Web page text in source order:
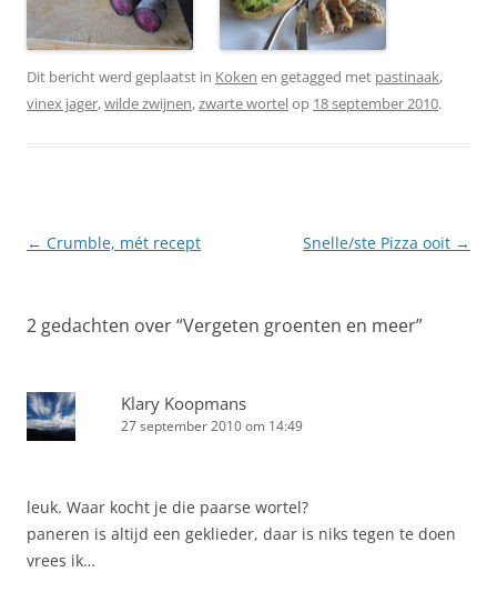
Dit bericht werd geplaatst in Koken en getagged met pastinaak,
vinex jager,wilde zwijnen,zwarte wortelop 18 september 2010.
Berichtnavigatie
← Crumble, mét recept Snelle/ste Pizza ooit →
2 gedachten over “Vergeten groenten en meer”
Klary Koopmans
27 september 2010 om 14:49
leuk. Waar kocht je die paarse wortel?
paneren is altijd een geklieder, daar is niks tegen te doen
vrees ik…